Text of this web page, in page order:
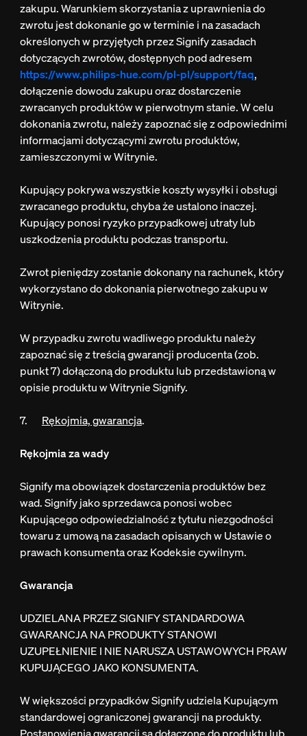
zakupu. Warunkiem skorzystania z uprawnienia do
zwrotu jest dokonanie go w terminie i na zasadach
określonych w przyjętych przez Signify zasadach
dotyczących zwrotów, dostępnych pod adresem
https://www.philips-hue.com/pl-pl/support/faq,
dołączenie dowodu zakupu oraz dostarczenie
zwracanych produktów w pierwotnym stanie. W celu
dokonania zwrotu, należy zapoznać się z odpowiednimi
informacjami dotyczącymi zwrotu produktów,
zamieszczonymi w Witrynie.
Kupujący pokrywa wszystkie koszty wysyłki i obsługi
zwracanego produktu, chyba że ustalono inaczej.
Kupujący ponosi ryzyko przypadkowej utraty lub
uszkodzenia produktu podczas transportu.
Zwrot pieniędzy zostanie dokonany na rachunek, który
wykorzystano do dokonania pierwotnego zakupu w
Witrynie.
W przypadku zwrotu wadliwego produktu należy
zapoznać się z treścią gwarancji producenta (zob.
punkt 7) dołączoną do produktu lub przedstawioną w
opisie produktu w Witrynie Signify.
7. Rękojmia, gwarancja.
Rękojmia za wady
Signify ma obowiązek dostarczenia produktów bez
wad. Signify jako sprzedawca ponosi wobec
Kupującego odpowiedzialność z tytułu niezgodności
towaru z umową na zasadach opisanych w Ustawie o
prawach konsumenta oraz Kodeksie cywilnym.
Gwarancja
UDZIELANA PRZEZ SIGNIFY STANDARDOWA
GWARANCJA NA PRODUKTY STANOWI
UZUPEŁNIENIE I NIE NARUSZA USTAWOWYCH PRAW
KUPUJĄCEGO JAKO KONSUMENTA.
W większości przypadków Signify udziela Kupującym
standardowej ograniczonej gwarancji na produkty.